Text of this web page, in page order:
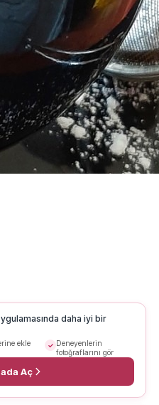
daha iyi bir
ekle
Deneyenlerin
fotoğraflarını gör
Aç